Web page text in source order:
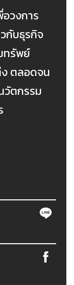
อวงการ
กับธุรกิจ
ทรัพย์
ตลอดจน
วัตกรรม